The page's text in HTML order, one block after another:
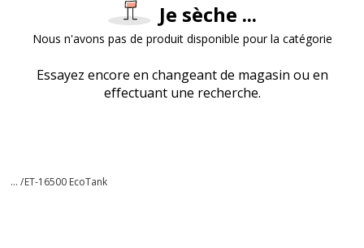
Je sèche ...
Nous n'avons pas de produit disponible pour la catégorie
Essayez encore en changeant de magasin ou en
effectuant une recherche.
... /ET-16500 EcoTank